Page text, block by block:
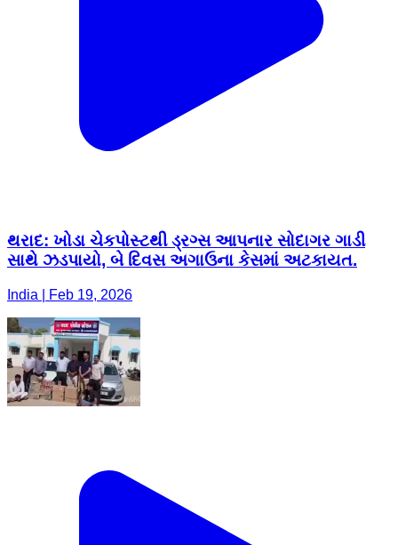
થરાદ: ખોડા ચેકપોસ્ટથી ડ્રગ્સ આપનાર સોદાગર ગાડી
સાથે ઝડપાયો, બે દિવસ અગાઉના કેસમાં અટકાયત.
India | Feb 19, 2026